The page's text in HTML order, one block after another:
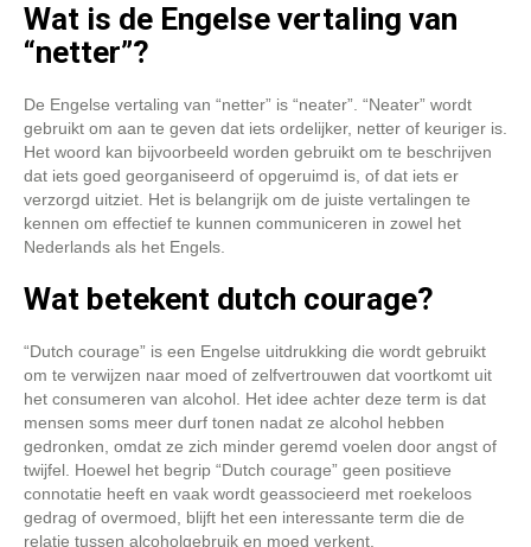
Wat is de Engelse vertaling van
“netter”?
De Engelse vertaling van “netter” is “neater”. “Neater” wordt
gebruikt om aan te geven dat iets ordelijker, netter of keuriger is.
Het woord kan bijvoorbeeld worden gebruikt om te beschrijven
dat iets goed georganiseerd of opgeruimd is, of dat iets er
verzorgd uitziet. Het is belangrijk om de juiste vertalingen te
kennen om effectief te kunnen communiceren in zowel het
Nederlands als het Engels.
Wat betekent dutch courage?
“Dutch courage” is een Engelse uitdrukking die wordt gebruikt
om te verwijzen naar moed of zelfvertrouwen dat voortkomt uit
het consumeren van alcohol. Het idee achter deze term is dat
mensen soms meer durf tonen nadat ze alcohol hebben
gedronken, omdat ze zich minder geremd voelen door angst of
twijfel. Hoewel het begrip “Dutch courage” geen positieve
connotatie heeft en vaak wordt geassocieerd met roekeloos
gedrag of overmoed, blijft het een interessante term die de
relatie tussen alcoholgebruik en moed verkent.